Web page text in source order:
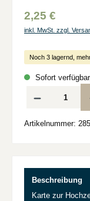
2,25 €
inkl. MwSt. zzgl.
Noch 3 lagernd,
Sofort
Produkt Anzahl: Gib
Artikelnummer:
Beschreibung
Karte zur